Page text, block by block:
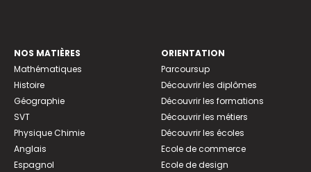
NOS MATIÈRES
Mathématiques
Histoire
Géographie
SVT
Physique Chimie
Anglais
Espagnol
ORIENTATION
Parcoursup
Découvrir les diplômes
Découvrir les formations
Découvrir les métiers
Découvrir les écoles
Ecole de commerce
Ecole de design